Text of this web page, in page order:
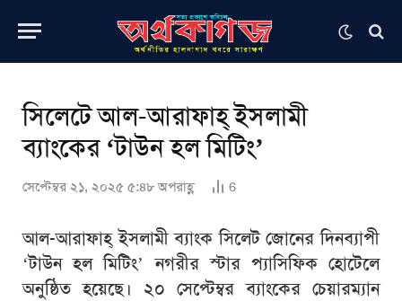
সিলেটে আল-আরাফাহ্ ইসলামী
ব্যাংকের ‘টাউন হল মিটিং’
সেপ্টেম্বর ২১, ২০২৫ ৫:৪৮ অপরাহ্ণ 6
আল-আরাফাহ্ ইসলামী ব্যাংক সিলেট জোনের দিনব্যাপী
‘টাউন হল মিটিং’ নগরীর স্টার প্যাসিফিক হোটেলে
অনুষ্ঠিত হয়েছে। ২০ সেপ্টেম্বর ব্যাংকের চেয়ারম্যান